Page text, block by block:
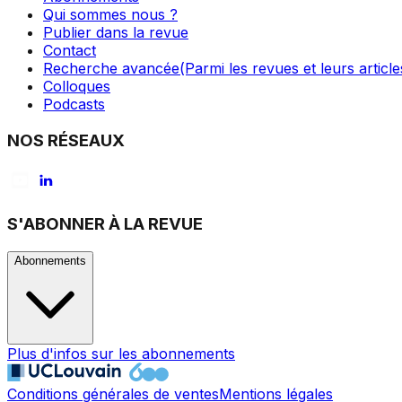
Qui sommes nous ?
Publier dans la revue
Contact
Recherche avancée(Parmi les revues et leurs
Colloques
Podcasts
NOS RÉSEAUX
S'ABONNER À LA REVUE
Abonnements
Plus d'infos sur les abonnements
Conditions générales de ventesMentions légales